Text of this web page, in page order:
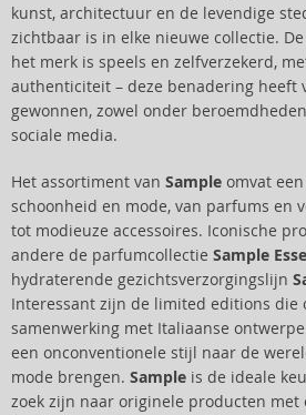
kunst, architectuur en de levendige
zichtbaar is in elke nieuwe collectie.
het merk is speels en zelfverzekerd,
authenticiteit – deze benadering heeft
gewonnen, zowel onder
sociale media.
Het assortiment van Sample omvat
schoonheid en mode, van parfums en
tot modieuze accessoires. Iconische
andere de parfumcollectie Sample
hydraterende gezichtsverzorgingslijn
Interessant zijn de limited editions die
samenwerking met Italiaanse
een onconventionele stijl naar de
mode brengen. Sample is de ideale
zoek zijn naar originele producten met